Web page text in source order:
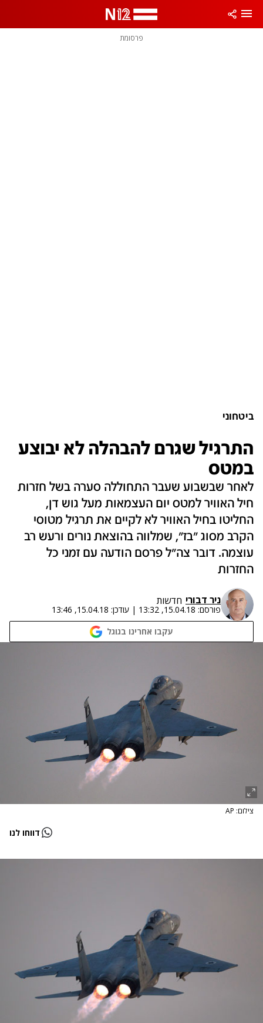
פרסומת
ביטחוני
התרגיל שגרם להבהלה לא יבוצע
במטס
לאחר שבשבוע שעבר התחוללה סערה בשל חזרות
חיל האוויר למטס יום העצמאות מעל גוש דן,
החליטו בחיל האוויר לא לקיים את תרגיל מטוסי
הקרב מסוג "בז", שמלווה בהוצאת נורים ורעש רב
עוצמה. דובר צה"ל פרסם הודעה עם זמני כל
החזרות
ניר דבורי חדשות
פורסם: 15.04.18, 13:32
| עודכן: 15.04.18, 13:46
עקבו אחרינו בגוגל
צילום: AP
דווחו לנו